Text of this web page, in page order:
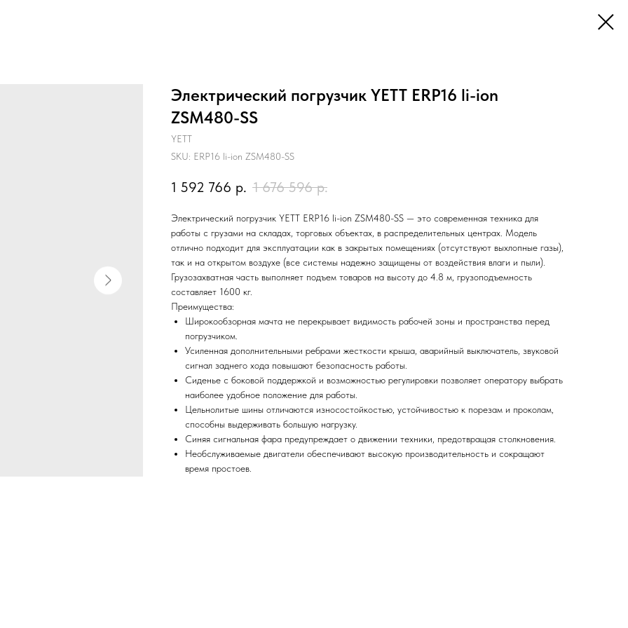
Электрический погрузчик YETT ERP16 li-ion
ZSM480-SS
YETT
SKU: ERP16 li-ion ZSM480-SS
1 592 766 р. 1 676 596 р.
Электрический погрузчик YETT ERP16 li-ion ZSM480-SS — это современная техника для
работы с грузами на складах, торговых объектах, в распределительных центрах. Модель
отлично подходит для эксплуатации как в закрытых помещениях (отсутствуют выхлопные газы),
так и на открытом воздухе (все системы надежно защищены от воздействия влаги и пыли).
Грузозахватная часть выполняет подъем товаров на высоту до 4.8 м, грузоподъемность
составляет 1600 кг.
Преимущества:
Широкообзорная мачта не перекрывает видимость рабочей зоны и пространства перед
погрузчиком.
Усиленная дополнительными ребрами жесткости крыша, аварийный выключатель, звуковой
сигнал заднего хода повышают безопасность работы.
Сиденье с боковой поддержкой и возможностью регулировки позволяет оператору выбрать
наиболее удобное положение для работы.
Цельнолитые шины отличаются износостойкостью, устойчивостью к порезам и проколам,
способны выдерживать большую нагрузку.
Синяя сигнальная фара предупреждает о движении техники, предотвращая столкновения.
Необслуживаемые двигатели обеспечивают высокую производительность и сокращают
время простоев.